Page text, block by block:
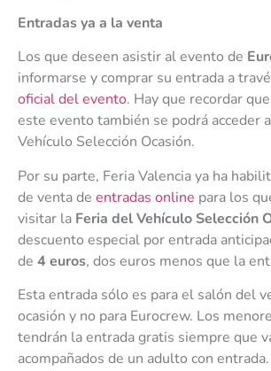
Entradas ya a la venta
Los que deseen asistir al evento de
informarse y comprar su entrada a
oficial del evento. Hay que recordar
este evento también se podrá acceder
Vehículo Selección Ocasión.
Por su parte, Feria Valencia ya ha
de venta de entradas online para los
visitar la Feria del Vehículo Selección
descuento especial por entrada
de 4 euros, dos euros menos que la
Esta entrada sólo es para el salón del
ocasión y no para Eurocrew. Los
tendrán la entrada gratis siempre que
acompañados de un adulto con entrada.